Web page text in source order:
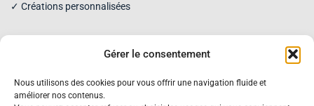
Gérer le consentement
Nous utilisons des cookies pour vous offrir une navigation fluide et
améliorer nos contenus.
✓ Créations personnalisées